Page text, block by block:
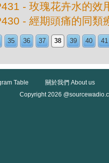
- 玫瑰花卉水的效
- 經期頭痛的同類
35 36 37 38 39 40 41
Table
關於我們 About us
Copyright 2026